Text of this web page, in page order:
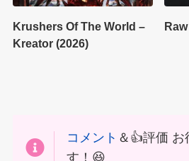
Krushers Of The World –
Kreator (2026)
コメント ＆👍評価 お
す！😆